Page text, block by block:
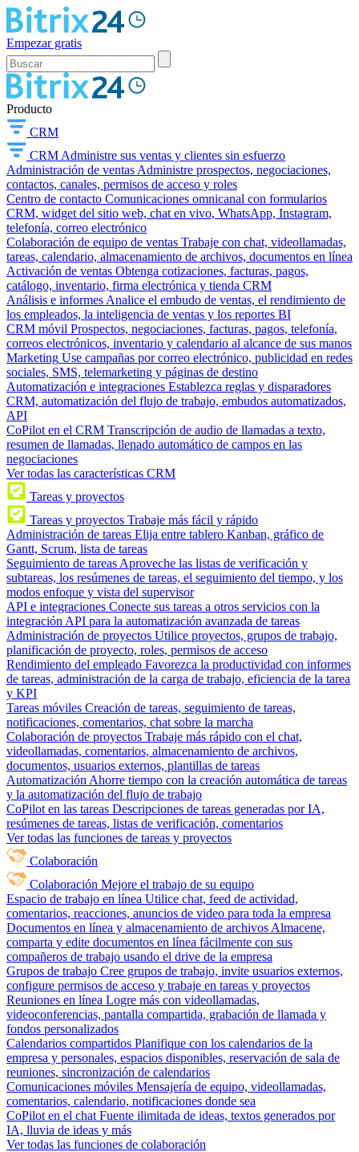
Empezar gratis
Producto
CRM
CRM Administre sus ventas y clientes sin esfuerzo
Administración de ventas Administre prospectos, negociaciones,
contactos, canales, permisos de acceso y roles
Centro de contacto Comunicaciones omnicanal con formularios
CRM, widget del sitio web, chat en vivo, WhatsApp, Instagram,
telefonía, correo electrónico
Colaboración de equipo de ventas Trabaje con chat, videollamadas,
tareas, calendario, almacenamiento de archivos, documentos en línea
Activación de ventas Obtenga cotizaciones, facturas, pagos,
catálogo, inventario, firma electrónica y tienda CRM
Análisis e informes Analice el embudo de ventas, el rendimiento de
los empleados, la inteligencia de ventas y los reportes BI
CRM móvil Prospectos, negociaciones, facturas, pagos, telefonía,
correos electrónicos, inventario y calendario al alcance de sus manos
Marketing Use campañas por correo electrónico, publicidad en redes
sociales, SMS, telemarketing y páginas de destino
Automatización e integraciones Establezca reglas y disparadores
CRM, automatización del flujo de trabajo, embudos automatizados,
API
CoPilot en el CRM Transcripción de audio de llamadas a texto,
resumen de llamadas, llenado automático de campos en las
negociaciones
Ver todas las características CRM
Tareas y proyectos
Tareas y proyectos Trabaje más fácil y rápido
Administración de tareas Elija entre tablero Kanban, gráfico de
Gantt, Scrum, lista de tareas
Seguimiento de tareas Aproveche las listas de verificación y
subtareas, los resúmenes de tareas, el seguimiento del tiempo, y los
modos enfoque y vista del supervisor
API e integraciones Conecte sus tareas a otros servicios con la
integración API para la automatización avanzada de tareas
Administración de proyectos Utilice proyectos, grupos de trabajo,
planificación de proyecto, roles, permisos de acceso
Rendimiento del empleado Favorezca la productividad con informes
de tareas, administración de la carga de trabajo, eficiencia de la tarea
y KPI
Tareas móviles Creación de tareas, seguimiento de tareas,
notificaciones, comentarios, chat sobre la marcha
Colaboración de proyectos Trabaje más rápido con el chat,
videollamadas, comentarios, almacenamiento de archivos,
documentos, usuarios externos, plantillas de tareas
Automatización Ahorre tiempo con la creación automática de tareas
y la automatización del flujo de trabajo
CoPilot en las tareas Descripciones de tareas generadas por IA,
resúmenes de tareas, listas de verificación, comentarios
Ver todas las funciones de tareas y proyectos
Colaboración
Colaboración Mejore el trabajo de su equipo
Espacio de trabajo en línea Utilice chat, feed de actividad,
comentarios, reacciones, anuncios de video para toda la empresa
Documentos en línea y almacenamiento de archivos Almacene,
comparta y edite documentos en línea fácilmente con sus
compañeros de trabajo usando el drive de la empresa
Grupos de trabajo Cree grupos de trabajo, invite usuarios externos,
configure permisos de acceso y trabaje en tareas y proyectos
Reuniones en línea Logre más con videollamadas,
videoconferencias, pantalla compartida, grabación de llamada y
fondos personalizados
Calendarios compartidos Planifique con los calendarios de la
empresa y personales, espacios disponibles, reservación de sala de
reuniones, sincronización de calendarios
Comunicaciones móviles Mensajería de equipo, videollamadas,
comentarios, calendario, notificaciones donde sea
CoPilot en el chat Fuente ilimitada de ideas, textos generados por
IA, lluvia de ideas y más
Ver todas las funciones de colaboración